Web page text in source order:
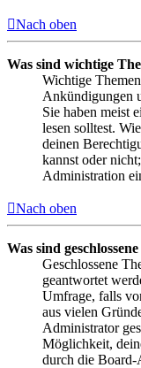
Nach oben
Was sind wichtige
Wichtige
Ankündigungen
Sie haben meist
lesen solltest.
deinen
kannst oder
Administration
Nach oben
Was sind
Geschlossene
geantwortet
Umfrage, falls
aus vielen
Administrator
Möglichkeit,
durch die